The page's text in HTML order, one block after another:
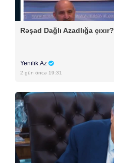
Rəşad Dağlı Azadlığa çıxır?
Yenilik.Az
2 gün öncə 19:31